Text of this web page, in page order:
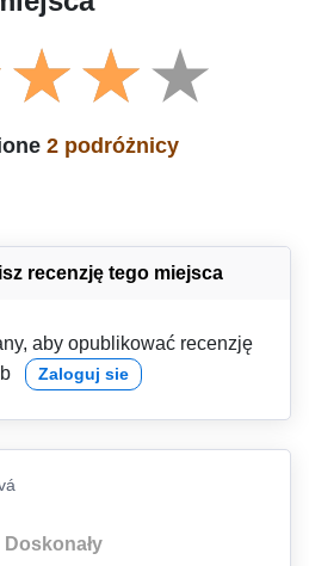
2 podróżnicy
recenzję tego miejsca
aby opublikować recenzję
Zaloguj sie
Doskonały